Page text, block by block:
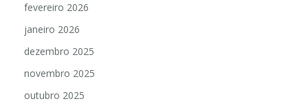
fevereiro 2026
janeiro 2026
dezembro 2025
novembro 2025
outubro 2025